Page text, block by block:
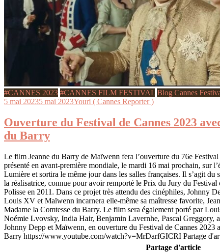
#CANNES 2023 #CANNES FILM FESTIVAL Blog Cannes
5 mai 20235 mai 2023Youri ( Cannes Reporter )
Ouverture du Festival de Cannes 2023
du Barry
Le film Jeanne du Barry de Maïwenn fera l’ouverture du 76e
présenté en avant-première mondiale, le mardi 16 mai prochain, sur
Lumière et sortira le même jour dans les salles françaises. Il s’agit du
la réalisatrice, connue pour avoir remporté le Prix du Jury du Festival
Polisse en 2011. Dans ce projet très attendu des cinéphiles, Johnny
Louis XV et Maïwenn incarnera elle-même sa maîtresse favorite,
Madame la Comtesse du Barry. Le film sera également porté par
Noémie Lvovsky, India Hair, Benjamin Lavernhe, Pascal Greggory,
Johnny Depp et Maïwenn, en ouverture du Festival de Cannes 2023
Barry https://www.youtube.com/watch?v=MrDarfGICRI Partage
Partage d'article